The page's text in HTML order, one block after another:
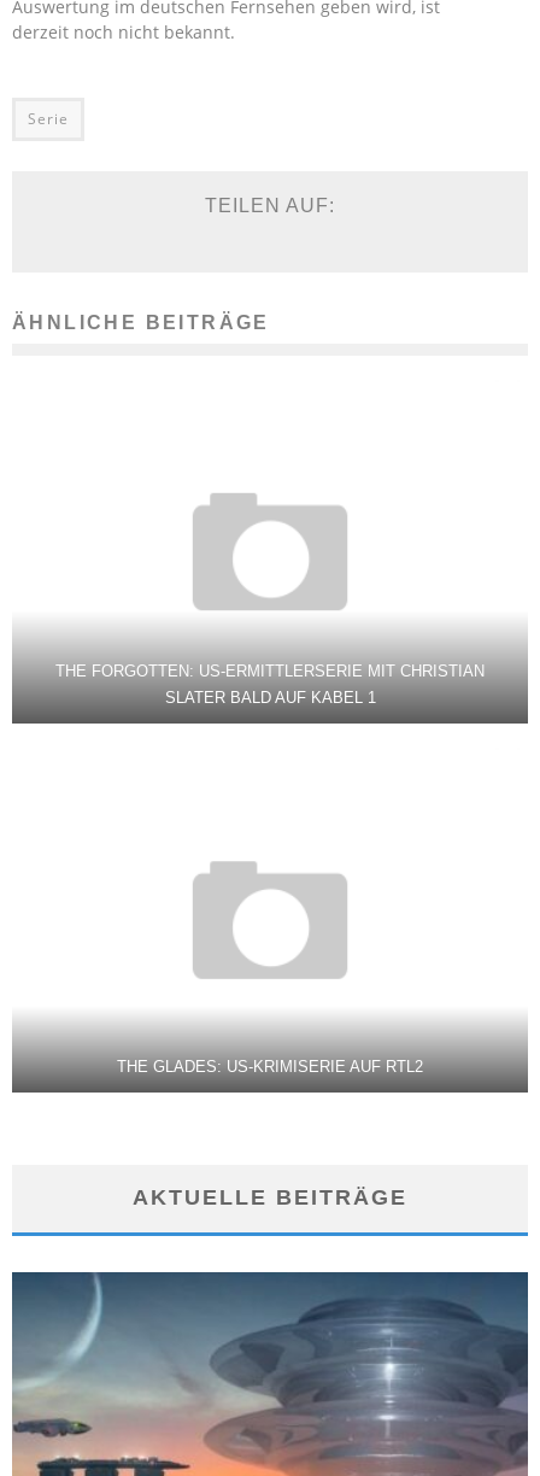
Auswertung im deutschen Fernsehen geben wird, ist
derzeit noch nicht bekannt.
Serie
TEILEN AUF:
ÄHNLICHE BEITRÄGE
THE FORGOTTEN: US-ERMITTLERSERIE MIT CHRISTIAN
SLATER BALD AUF KABEL 1
THE GLADES: US-KRIMISERIE AUF RTL2
AKTUELLE BEITRÄGE